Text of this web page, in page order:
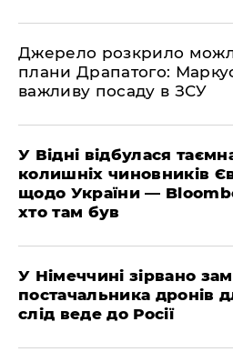
​Джерело розкрило
плани Драпатого:
важливу посаду в ЗСУ
​У Відні відбулася
колишніх чиновників
щодо України —
хто там був
​У Німеччині зірвано
постачальника дронів
слід веде до Росії